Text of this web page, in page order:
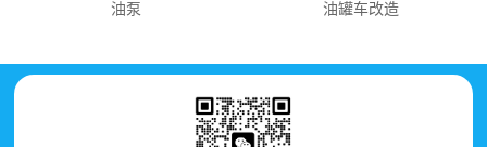
油泵 油罐车改造